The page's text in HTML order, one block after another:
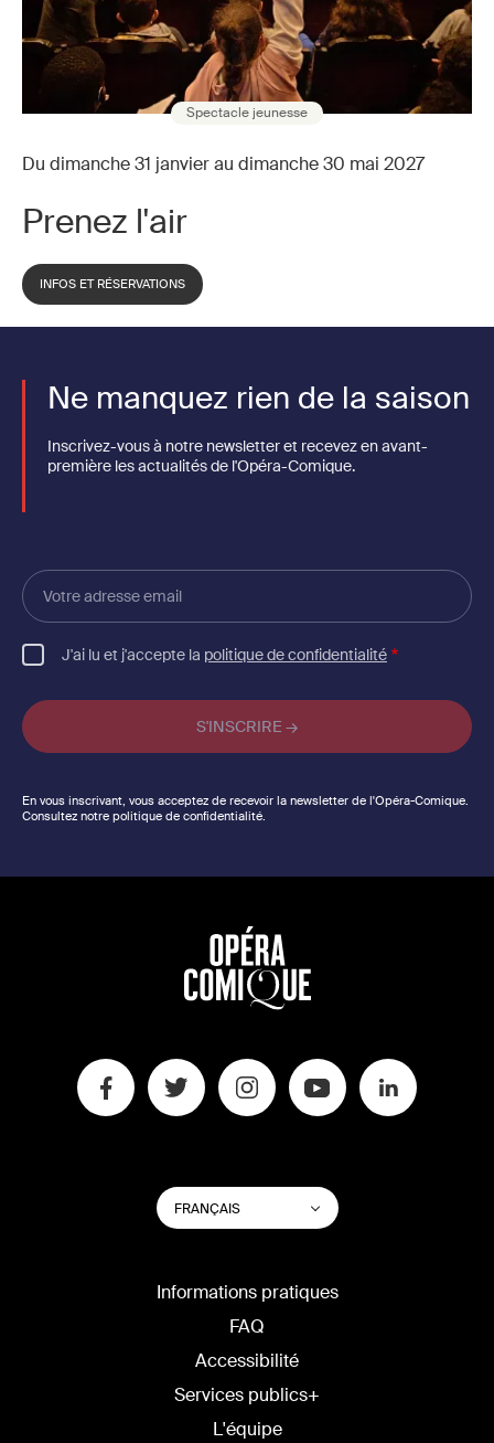
Spectacle jeunesse
Du dimanche 31 janvier au dimanche 30 mai 2027
Prenez l'air
INFOS ET RÉSERVATIONS
Ne manquez rien de la saison
Inscrivez-vous à notre newsletter et recevez en avant-
première les actualités de l'Opéra-Comique.
Votre
adresse
email
J'ai lu et j'accepte la politique de confidentialité
En vous inscrivant, vous acceptez de recevoir la newsletter de l'Opéra-Comique.
Consultez notre politique de confidentialité.
CHANGER
LA
LANGUE
FRANÇAIS Lister les actions
Informations pratiques
FAQ
Accessibilité
Services publics+
L'équipe